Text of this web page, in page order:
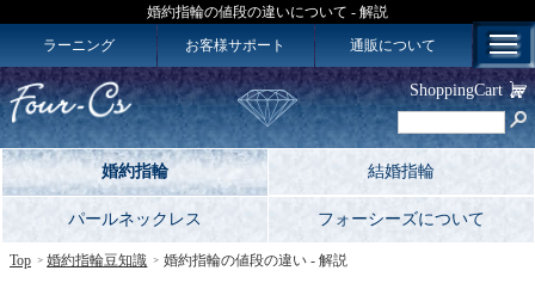
婚約指輪の値段の違いについて - 解説
ラーニング
お客様サポート 通販について
婚約指輪 結婚指輪
パールネックレス フォーシーズについて
Top 婚約指輪豆知識 婚約指輪の値段の違い - 解説
ShoppingCart